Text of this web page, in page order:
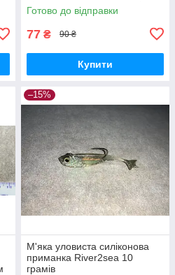
Готово до відправки
77 ₴ 90 ₴
Купити
–15%
М'яка уловиста силіконова
приманка River2sea 10
грамів